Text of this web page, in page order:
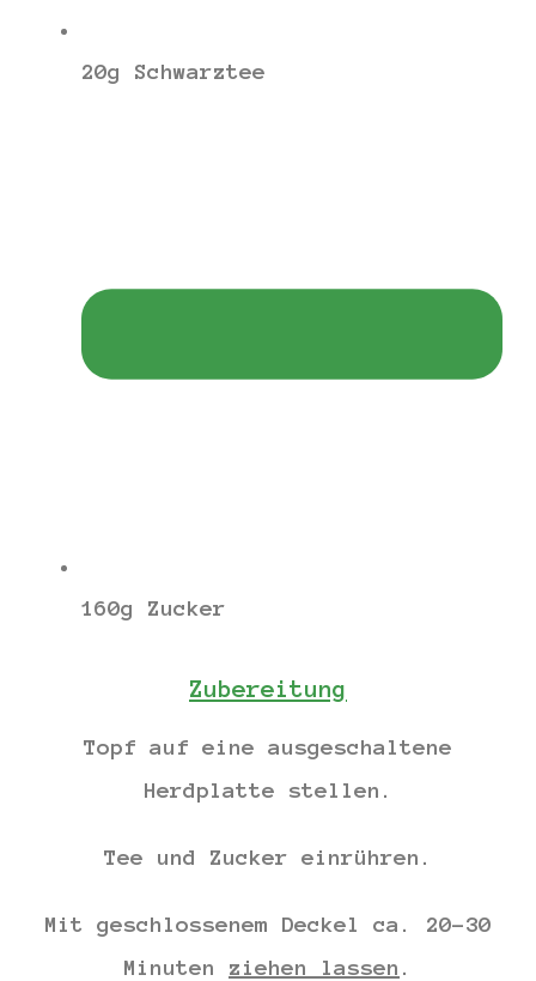
20g Schwarztee
160g Zucker
Zubereitung
Topf auf eine ausgeschaltene
Herdplatte stellen.
Tee und Zucker einrühren.
Mit geschlossenem Deckel ca. 20-30
Minuten ziehen lassen .